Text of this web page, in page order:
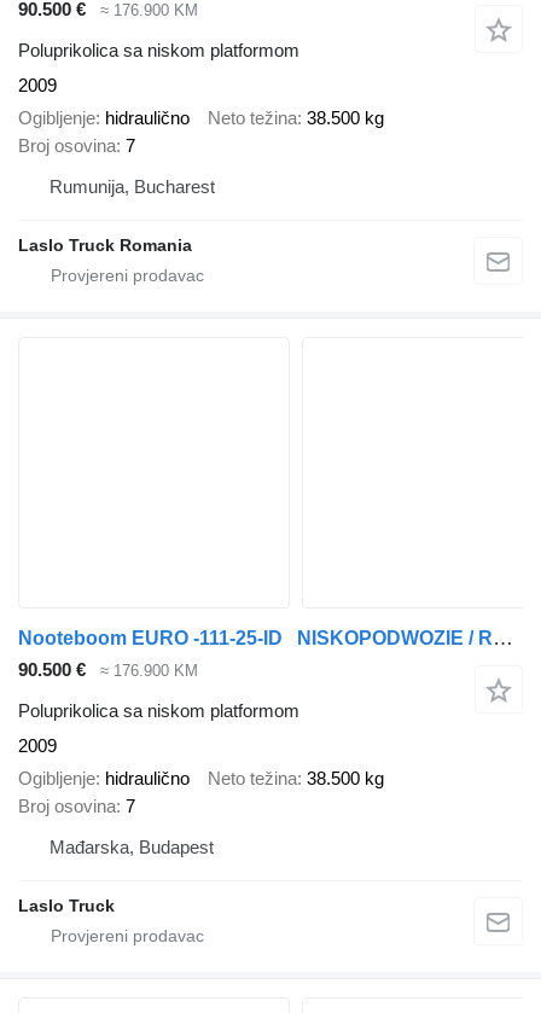
90.500 € ≈ 176.900 KM
Poluprikolica sa niskom platformom
2009
Ogibljenje hidraulično Neto težina 38.500 kg
Broj osovina 7
Rumunija, Bucharest
Laslo Truck Romania
Nooteboom EURO -111-25-ID NISKOPODWOZIE / ROZCIĄGANA / INTERDOLL / LAWET
90.500 € ≈ 176.900 KM
Poluprikolica sa niskom platformom
2009
Ogibljenje hidraulično Neto težina 38.500 kg
Broj osovina 7
Mađarska, Budapest
Laslo Truck